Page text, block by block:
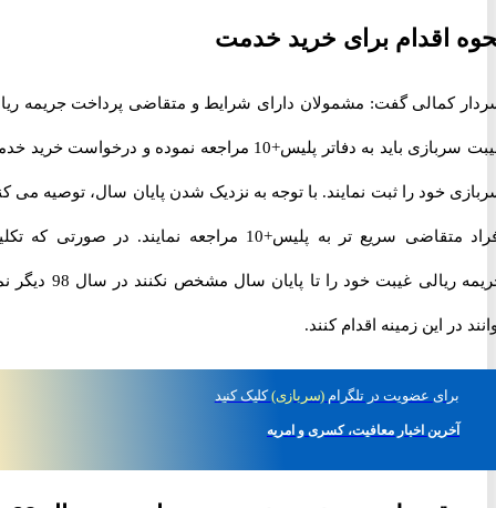
اقدام برای خرید خدمت
کمالی گفت: مشمولان دارای شرایط و متقاضی پرداخت جریمه ریالی
غیبت سربازی باید به دفاتر پلیس+10 مراجعه نموده و درخواست خرید خدمت
خود را ثبت نمایند. با توجه به نزدیک شدن پایان سال، توصیه می کنیم
افراد متقاضی سریع تر به پلیس+10 مراجعه نمایند. در صورتی که تکلیف
جریمه ریالی غیبت خود را تا پایان سال مشخص نکنند در سال 98 دیگر نمی
در این زمینه اقدام کنند.
عضویت در تلگرام(سربازی) کلیک کنید
آخرین اخبار معافیت، کسری و امریه